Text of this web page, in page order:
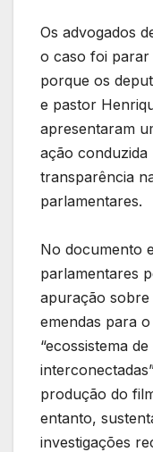
Os advogados
o caso foi parar
porque os
e pastor
apresentaram
ação conduzida
transparência
parlamentares.
No documento
parlamentares
apuração sobre
emendas para
“ecossistema
produção do
entanto,
investigações